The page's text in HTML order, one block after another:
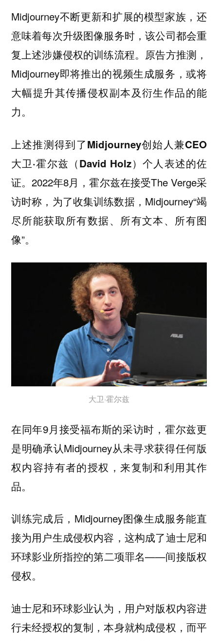
Midjourney不断更新和扩展的模型家族，还
意味着每次升级图像服务时，该公司都会重
复上述涉嫌侵权的训练流程。原告方推测，
Midjourney即将推出的视频生成服务，或将
大幅提升其传播侵权副本及衍生作品的能
力。
上述推测得到了Midjourney创始人兼CEO
大卫·霍尔兹（David Holz）个人表述的佐
证。2022年8月，霍尔兹在接受The Verge采
访时称，为了收集训练数据，Midjourney“竭
尽所能获取所有数据、所有文本、所有图
像”。
大卫·霍尔兹
在同年9月接受福布斯的采访时，霍尔兹更
是明确承认Midjourney从未寻求获得任何版
权内容持有者的授权 ，来复制和利用其作
品。
训练完成后，Midjourney图像生成服务能直
接为用户生成侵权内容，这构成了迪士尼和
环球影业所指控的第二项罪名——间接版权
侵权。
迪士尼和环球影业认为，用户对版权内容进
行未经授权的复制，本身就构成侵权，而平